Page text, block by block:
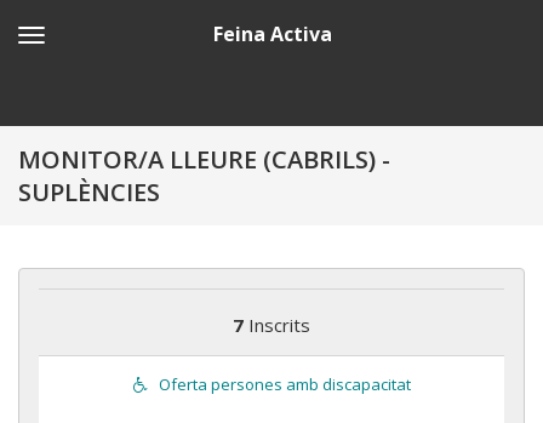
Feina Activa
MONITOR/A LLEURE (CABRILS) -
SUPLÈNCIES
7 Inscrits
Oferta persones amb discapacitat